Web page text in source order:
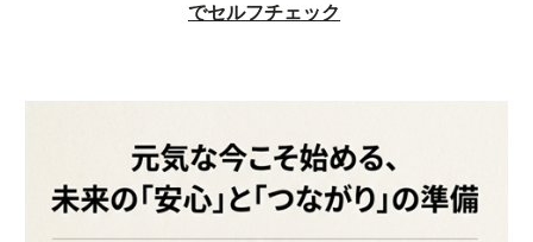
でセルフチェック